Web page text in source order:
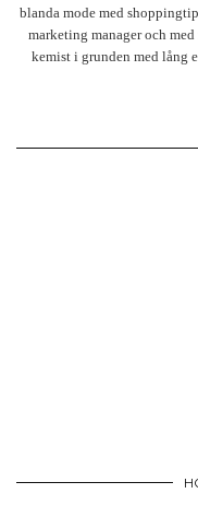
blanda mode med
marketing manager och
kemist i grunden med lång